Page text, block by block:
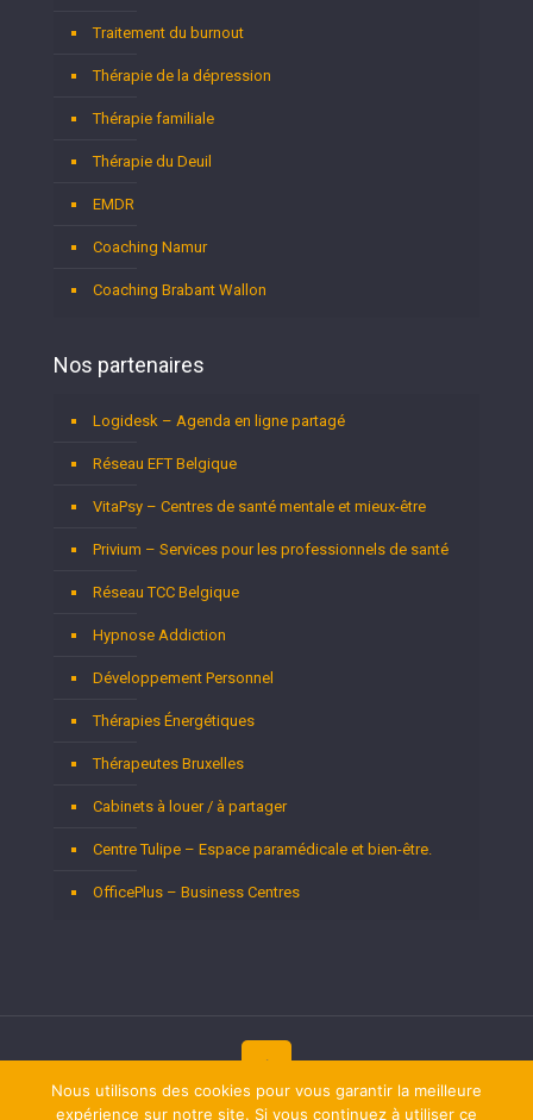
Traitement du burnout
Thérapie de la dépression
Thérapie familiale
Thérapie du Deuil
EMDR
Coaching Namur
Coaching Brabant Wallon
Nos partenaires
Logidesk – Agenda en ligne partagé
Réseau EFT Belgique
VitaPsy – Centres de santé mentale et mieux-être
Privium – Services pour les professionnels de santé
Réseau TCC Belgique
Hypnose Addiction
Développement Personnel
Thérapies Énergétiques
Thérapeutes Bruxelles
Cabinets à louer / à partager
Centre Tulipe – Espace paramédicale et bien-être.
OfficePlus – Business Centres
Copyright © 2026Thérapeutes Bruxelles.Tous droits réservés.
Nous utilisons des cookies pour vous garantir la meilleure
expérience sur notre site. Si vous continuez à utiliser ce